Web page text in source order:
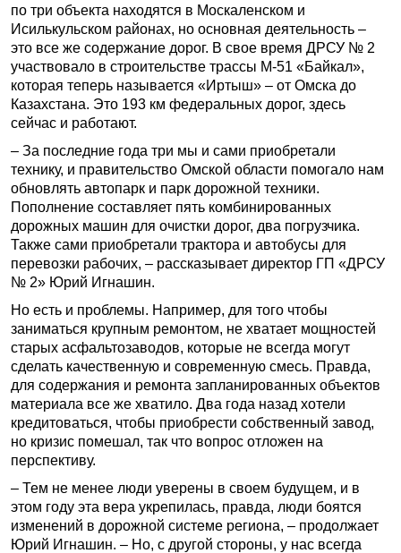
по три объекта находятся в Москаленском и
Исилькульском районах, но основная деятельность –
это все же содержание дорог. В свое время ДРСУ № 2
участвовало в строительстве трассы М-51 «Байкал»,
которая теперь называется «Иртыш» – от Омска до
Казахстана. Это 193 км федеральных дорог, здесь
сейчас и работают.
– За последние года три мы и сами приобретали
технику, и правительство Омской области помогало нам
обновлять автопарк и парк дорожной техники.
Пополнение составляет пять комбинированных
дорожных машин для очистки дорог, два погрузчика.
Также сами приобретали трактора и автобусы для
перевозки рабочих, – рассказывает директор ГП «ДРСУ
№ 2» Юрий Игнашин.
Но есть и проблемы. Например, для того чтобы
заниматься крупным ремонтом, не хватает мощностей
старых асфальтозаводов, которые не всегда могут
сделать качественную и современную смесь. Правда,
для содержания и ремонта запланированных объектов
материала все же хватило. Два года назад хотели
кредитоваться, чтобы приобрести собственный завод,
но кризис помешал, так что вопрос отложен на
перспективу.
– Тем не менее люди уверены в своем будущем, и в
этом году эта вера укрепилась, правда, люди боятся
изменений в дорожной системе региона, – продолжает
Юрий Игнашин. – Но, с другой стороны, у нас всегда